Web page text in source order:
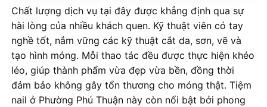
Chất lượng dịch vụ tại đây được khẳng định qua sự
hài lòng của nhiều khách quen. Kỹ thuật viên có tay
nghề tốt, nắm vững các kỹ thuật cắt da, sơn, vẽ và
tạo hình móng. Mỗi thao tác đều được thực hiện khéo
léo, giúp thành phẩm vừa đẹp vừa bền, đồng thời
đảm bảo không gây tổn thương cho móng thật. Tiệm
nail ở Phường Phú Thuận này còn nổi bật bởi phong